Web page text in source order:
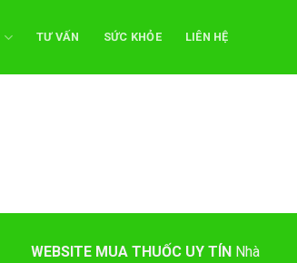
TƯ VẤN SỨC KHỎE LIÊN HỆ
WEBSITE MUA THUỐC UY TÍN Nhà